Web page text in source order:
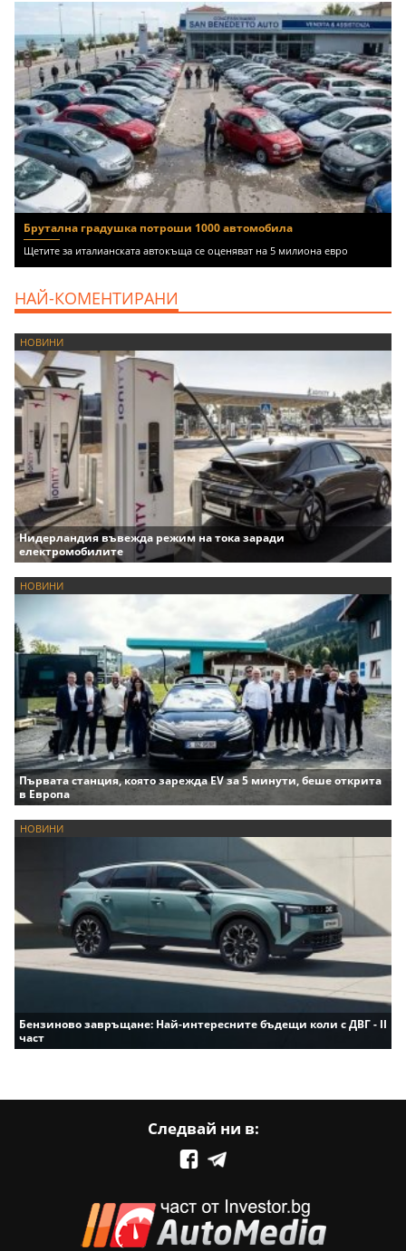
Брутална градушка потроши 1000 автомобила
Щетите за италианската автокъща се оценяват на 5 милиона евро
НАЙ-КОМЕНТИРАНИ
НОВИНИ
Нидерландия въвежда режим на тока заради
електромобилите
НОВИНИ
Първата станция, която зарежда EV за 5 минути, беше открита
в Европа
НОВИНИ
Бензиново завръщане: Най-интересните бъдещи коли с ДВГ - II
част
Следвай ни в: